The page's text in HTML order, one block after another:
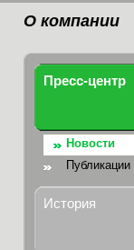
О компании
Пресс-центр
Новости
Публикации
История